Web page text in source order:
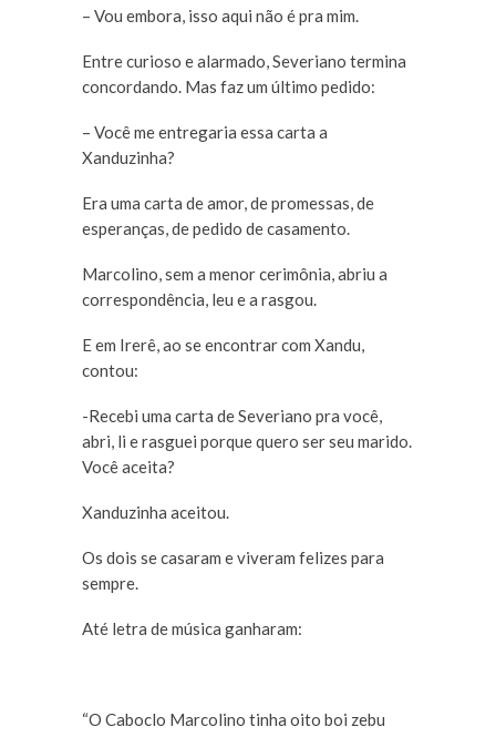
– Vou embora, isso aqui não é pra mim.
Entre curioso e alarmado, Severiano termina
concordando. Mas faz um último pedido:
– Você me entregaria essa carta a
Xanduzinha?
Era uma carta de amor, de promessas, de
esperanças, de pedido de casamento.
Marcolino, sem a menor cerimônia, abriu a
correspondência, leu e a rasgou.
E em Irerê, ao se encontrar com Xandu,
contou:
-Recebi uma carta de Severiano pra você,
abri, li e rasguei porque quero ser seu marido.
Você aceita?
Xanduzinha aceitou.
Os dois se casaram e viveram felizes para
sempre.
Até letra de música ganharam:
“O Caboclo Marcolino tinha oito boi zebu